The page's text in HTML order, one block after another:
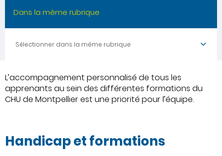
Dans la même rubrique
Sélectionner dans la même rubrique
L’accompagnement personnalisé de tous les
apprenants au sein des différentes formations du
CHU de Montpellier est une priorité pour l’équipe.
Handicap et formations